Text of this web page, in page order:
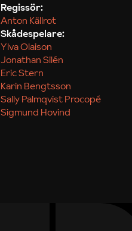
Regissör:
Anton Källrot
Skådespelare:
Ylva Olaison
Jonathan Silén
Eric Stern
Karin Bengtsson
Sally Palmqvist Procopé
Sigmund Hovind